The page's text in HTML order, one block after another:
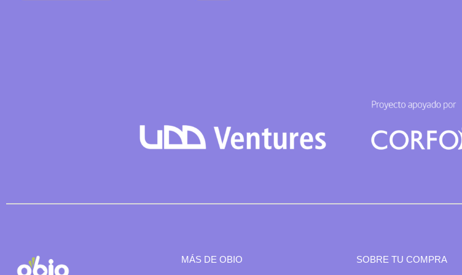
MÁS DE OBIO SOBRE TU COMPRA